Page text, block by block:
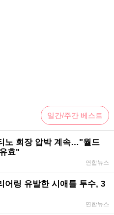
일간/주간 베스트
노 회장 압박 계속…"월드
효"
연합뉴스
어링 유발한 시애틀 투수, 3
연합뉴스